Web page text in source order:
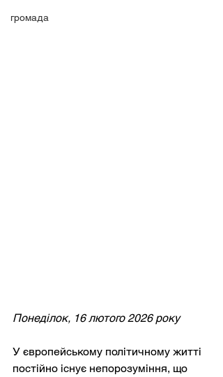
громада
Понеділок, 16 лютого 2026 року
У європейському політичному житті
постійно існує непорозуміння, що